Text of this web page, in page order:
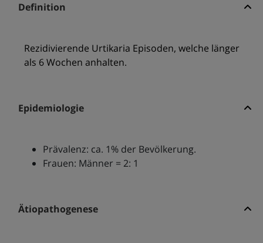
Definition
Rezidivierende Urtikaria Episoden, welche länger
als 6 Wochen anhalten.
Epidemiologie
Prävalenz: ca. 1% der Bevölkerung.
Frauen: Männer = 2: 1
Ätiopathogenese